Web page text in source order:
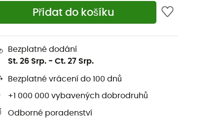
Přidat do košíku
Bezplatné dodání
St. 26 Srp. - Ct. 27 Srp.
Bezplatné vrácení do 100 dnů
+1 000 000 vybavených dobrodruhů
Odborné poradenství